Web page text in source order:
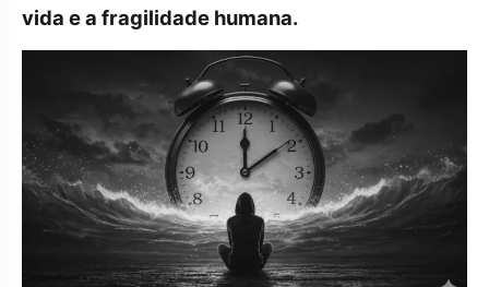
vida e a fragilidade humana.